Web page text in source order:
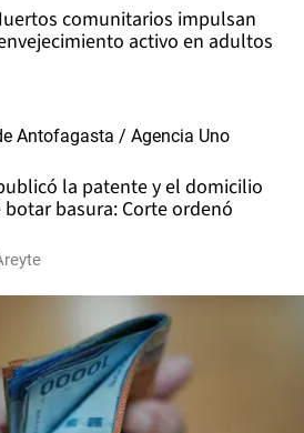
comunitarios impulsan
activo en adultos
la patente y el domicilio
basura: Corte ordenó